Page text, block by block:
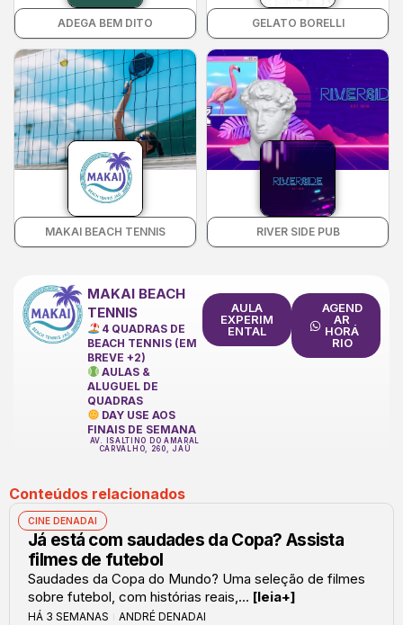
ADEGA BEM DITO GELATO BORELLI
MAKAI BEACH TENNIS RIVER SIDE PUB
MAKAI BEACH
TENNIS
4 QUADRAS DE
BEACH TENNIS (EM
BREVE +2)
AULAS &
ALUGUEL DE
QUADRAS
DAY USE AOS
FINAIS DE SEMANA
AV. ISALTINO DO AMARAL
CARVALHO, 260, JAÚ
AULA
EXPERIM
ENTAL
AGEND
AR
HORÁ
RIO
Conteúdos relacionados
CINE DENADAI
Já está com saudades da Copa? Assista
filmes de futebol
Saudades da Copa do Mundo? Uma seleção de filmes
sobre futebol, com histórias reais,... [leia+]
HÁ 3 SEMANAS ANDRÉ DENADAI